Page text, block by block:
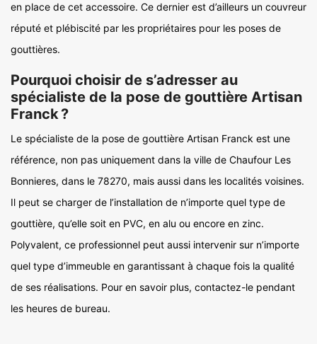
en place de cet accessoire. Ce dernier est d’ailleurs un couvreur
réputé et plébiscité par les propriétaires pour les poses de
gouttières.
Pourquoi choisir de s’adresser au
spécialiste de la pose de gouttière Artisan
Franck ?
Le spécialiste de la pose de gouttière Artisan Franck est une
référence, non pas uniquement dans la ville de Chaufour Les
Bonnieres, dans le 78270, mais aussi dans les localités voisines.
Il peut se charger de l’installation de n’importe quel type de
gouttière, qu’elle soit en PVC, en alu ou encore en zinc.
Polyvalent, ce professionnel peut aussi intervenir sur n’importe
quel type d’immeuble en garantissant à chaque fois la qualité
de ses réalisations. Pour en savoir plus, contactez-le pendant
les heures de bureau.